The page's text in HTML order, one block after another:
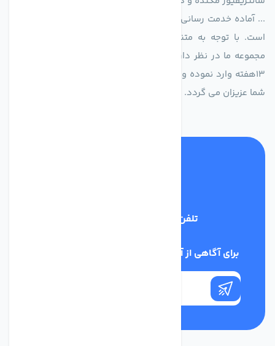
... آماده خدمت رسانی به شرکت های تولیدی، صنعتی و ساختمانی
است. با توجه به متنوع بودن فن های تولیدی کمپانی اروپایی
مجموعه ما در نظر دارد کالاهای تخصصی شما عزیزان رو در صرف
13هفته وارد نموده و این عمر باعث صرفه جویی در هزینه و زمان
شما عزیزان می گردد.
تلفن پشتیبانی
برای آگاهی از آخرین اخبار در خبرنامه ما عضو شوید